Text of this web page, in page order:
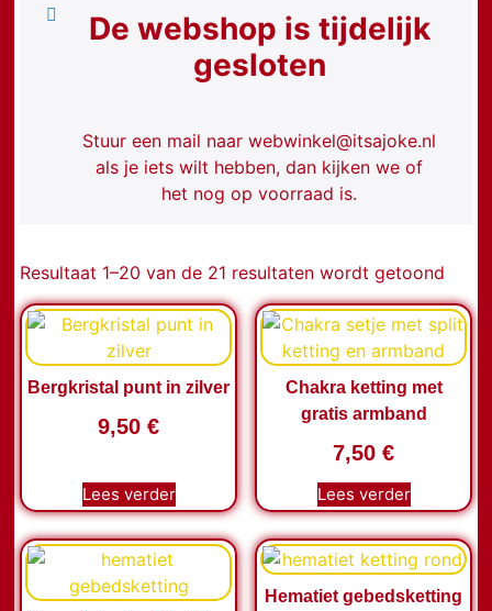
De webshop is tijdelijk
gesloten
Stuur een mail naar webwinkel@itsajoke.nl
als je iets wilt hebben, dan kijken we of
het nog op voorraad is.
Resultaat 1–20 van de 21 resultaten wordt getoond
Bergkristal punt in zilver
9,50 €
Lees verder
Chakra ketting met
gratis armband
7,50 €
Lees verder
Hematiet gebedsketting